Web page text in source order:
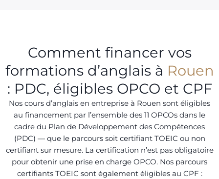
Comment financer vos
formations d’anglais à Rouen
: PDC, éligibles OPCO et CPF
Nos cours d’anglais en entreprise à Rouen sont éligibles
au financement par l’ensemble des 11 OPCOs dans le
cadre du Plan de Développement des Compétences
(PDC) — que le parcours soit certifiant TOEIC ou non
certifiant sur mesure. La certification n’est pas obligatoire
pour obtenir une prise en charge OPCO. Nos parcours
certifiants TOEIC sont également éligibles au CPF :